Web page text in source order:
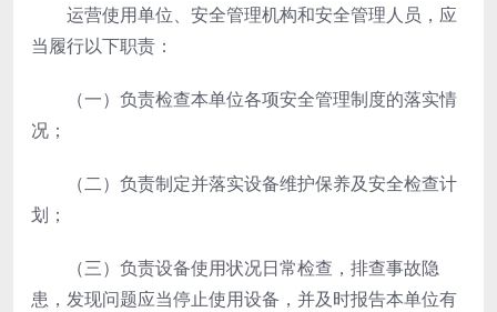
运营使用单位、安全管理机构和安全管理人员，应
当履行以下职责：
（一）负责检查本单位各项安全管理制度的落实情
况；
（二）负责制定并落实设备维护保养及安全检查计
划；
（三）负责设备使用状况日常检查，排查事故隐
患，发现问题应当停止使用设备，并及时报告本单位有